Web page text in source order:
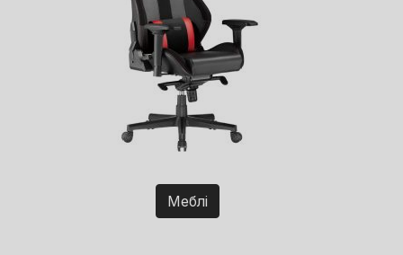
Меблі